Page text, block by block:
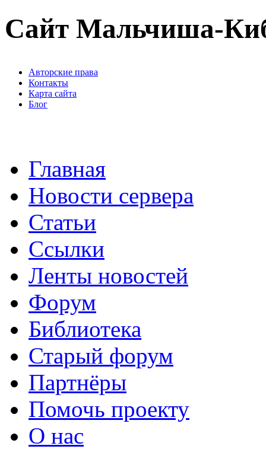
Сайт Мальчиша-
Авторские права
Контакты
Карта сайта
Блог
Главная
Новости сервера
Статьи
Ссылки
Ленты новостей
Форум
Библиотека
Старый форум
Партнёры
Помочь проекту
О нас